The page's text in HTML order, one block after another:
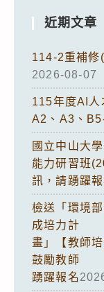
近期文章
114-2重補修
2026-08-07
115年度AI人
A2、A3、
國立中山大
能力研習班
訊，請踴躍報
檢送「環境
成培力計
畫」【教師
鼓勵教師
踴躍報名